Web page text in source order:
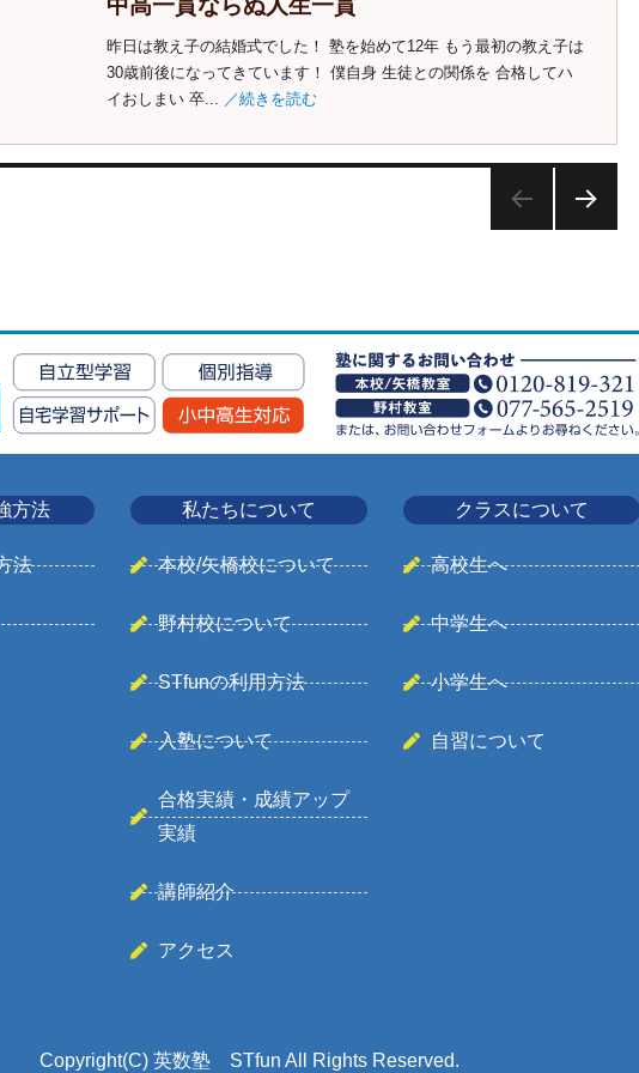
中高一貫ならぬ人生一貫
昨日は教え子の結婚式でした！ 塾を始めて12年 もう最初の教え子は
30歳前後になってきています！ 僕自身 生徒との関係を 合格してハ
イおしまい 卒... ／続きを読む
方法
法
私たちについて
本校/矢橋校について
野村校について
STfunの利用方法
入塾について
合格実績・成績アップ
実績
講師紹介
アクセス
クラスについて
高校生へ
中学生へ
小学生へ
自習について
Copyright(C) 英数塾 STfun All Rights Reserved.